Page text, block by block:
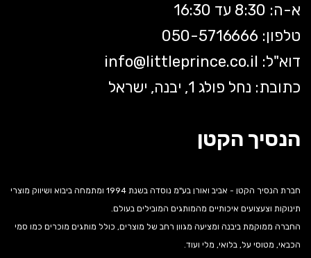
א-ה: 8:30 עד 16:30
טלפון: 050-5 716666
דוא"ל:
info@littleprince.co.il
כתובת: נחל פולג 1, יבנה, ישראל
הנסיך הקטן
חברת הנסיך הקטן - אביב ואורן בע"מ נוסדה בשנת 1994 ומתמחה ביבוא ושיווק מוצרי
תינוקות וצעצועים איכותיים מהמותגים המובילים בעולם.
החברה ממוקמת ביבנה ומציעה מגוון רחב של מוצרים, כולל מותגים מוכרים כמו סמי
הכבאי, מטוסי על, בלואי, מלי ועוד.